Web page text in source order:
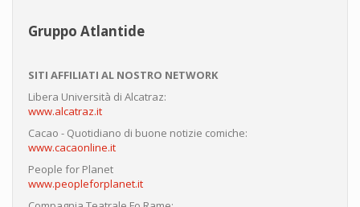
Gruppo Atlantide
SITI AFFILIATI AL NOSTRO NETWORK
Libera Università di Alcatraz:
www.alcatraz.it
Cacao - Quotidiano di buone notizie comiche:
www.cacaonline.it
People for Planet
www.peopleforplanet.it